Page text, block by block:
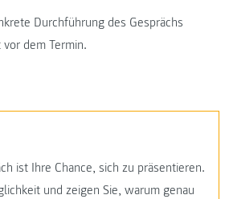
Durchführung des Gesprächs
dem Termin.
ist Ihre Chance, sich zu präsentieren.
und zeigen Sie, warum genau